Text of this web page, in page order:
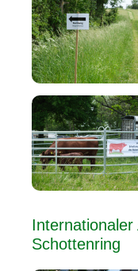
Internationaler
Schottenring